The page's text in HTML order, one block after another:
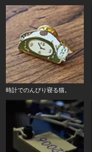
時計でのんびり寝る猫。